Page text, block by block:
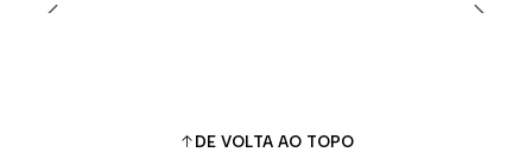
DE VOLTA AO TOPO